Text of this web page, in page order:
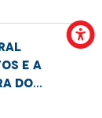
e a
do